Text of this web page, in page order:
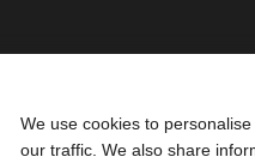
We use cookies to
our traffic. We also share